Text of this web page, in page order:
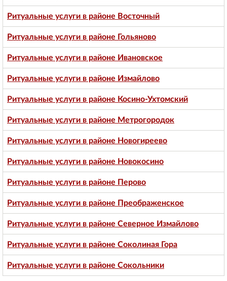
Ритуальные услуги в районе Восточный
Ритуальные услуги в районе Гольяново
Ритуальные услуги в районе Ивановское
Ритуальные услуги в районе Измайлово
Ритуальные услуги в районе Косино-Ухтомский
Ритуальные услуги в районе Метрогородок
Ритуальные услуги в районе Новогиреево
Ритуальные услуги в районе Новокосино
Ритуальные услуги в районе Перово
Ритуальные услуги в районе Преображенское
Ритуальные услуги в районе Северное Измайлово
Ритуальные услуги в районе Соколиная Гора
Ритуальные услуги в районе Сокольники